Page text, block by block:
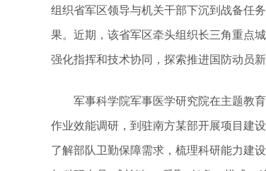
组织省军区领导与机关干部下沉到战备任
果。近期，该省军区牵头组织长三角重点
强化指挥和技术协同，探索推进国防动员
军事科学院军事医学研究院在主题教育
作业效能调研，到驻南方某部开展项目建
了解部队卫勤保障需求，梳理科研能力建